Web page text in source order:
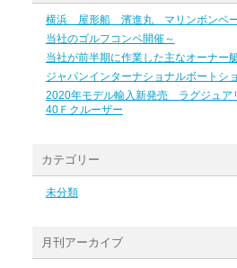
横浜 屋形船 濱進丸 マリンボンベ
当社のゴルフコンペ開催～
当社が前半期に作業した主なオーナー
ジャパンインターナショナルボートシ
2020年モデル輸入新発売 ラグジュア
40Ｆクルーザー
カテゴリー
未分類
月刊アーカイブ